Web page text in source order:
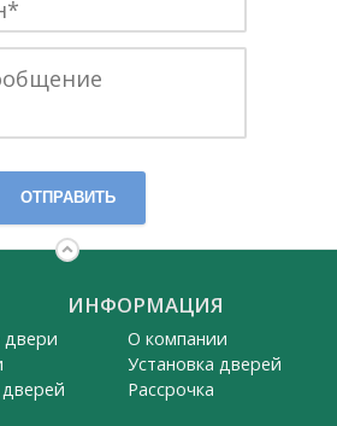
ОТПРАВИТЬ
ИНФОРМАЦИЯ
О компании
Установка дверей
Рассрочка